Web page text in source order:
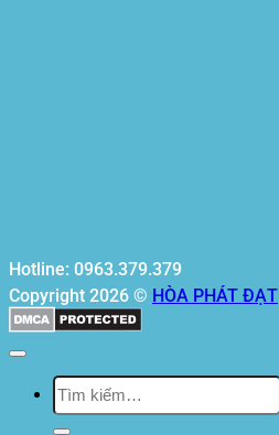
Hotline: 0963.379.379
Copyright 2026 © HÒA PHÁT ĐẠT
Tìm
kiếm: